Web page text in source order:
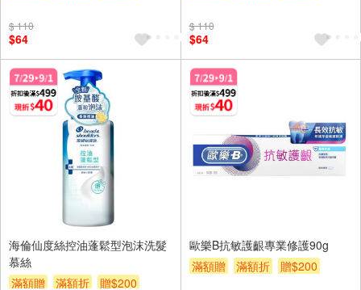
$ 110
$64
$ 110
$64
海倫仙度絲控油蓬鬆型泡沫洗髮
慕絲
滿額贈
滿額折 贈$200
歐樂B抗敏護齦專業修護90g
滿額贈
滿額折 贈$200